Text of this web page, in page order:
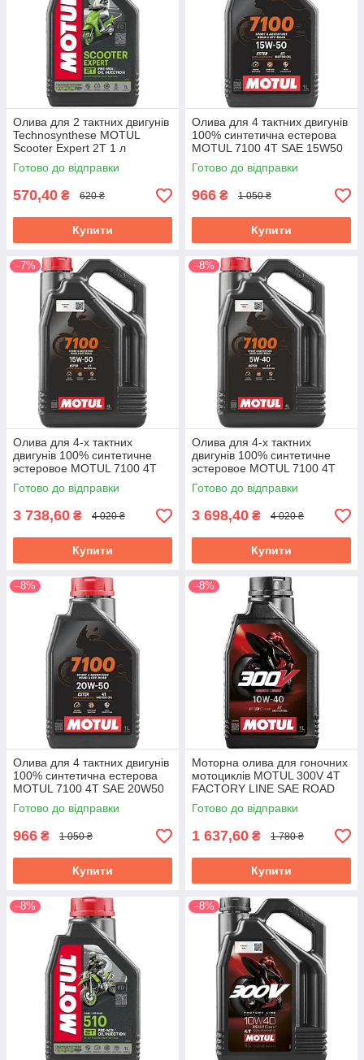
Олива для 2 тактних двигунів
Technosynthese MOTUL
Scooter Expert 2T 1 л
(105880)
Готово до відправки
570,40 ₴ 620 ₴
Купити
Олива для 4 тактних двигунів
100% синтетична естерова
MOTUL 7100 4T SAE 15W50
1 л (104298/845211)
Готово до відправки
966 ₴ 1 050 ₴
Купити
–7%
Олива для 4-х тактних
двигунів 100% синтетичне
эстеровое MOTUL 7100 4T
SAE 15W50 4л.
104299/845241
Готово до відправки
3 738,60 ₴ 4 020 ₴
Купити
–8%
Олива для 4-х тактних
двигунів 100% синтетичне
эстеровое MOTUL 7100 4T
SAE 5W40 4л. 104087/838041
Готово до відправки
3 698,40 ₴ 4 020 ₴
Купити
–8%
Олива для 4 тактних двигунів
100% синтетична естерова
MOTUL 7100 4T SAE 20W50
1 л (104103)
Готово до відправки
966 ₴ 1 050 ₴
Купити
–8%
Моторна олива для гоночних
мотоциклів MOTUL 300V 4T
FACTORY LINE SAE ROAD
RACING 10W40 1 L (104118)
Готово до відправки
1 637,60 ₴ 1 780 ₴
Купити
–8% –8%